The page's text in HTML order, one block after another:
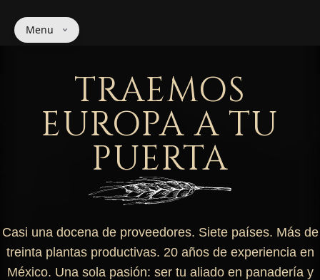
Menu
TRAEMOS
EUROPA A TU
PUERTA
Casi una docena de proveedores. Siete países. Más de
treinta plantas productivas. 20años de experiencia en
México. Una sola pasión: ser tu aliado en panadería y